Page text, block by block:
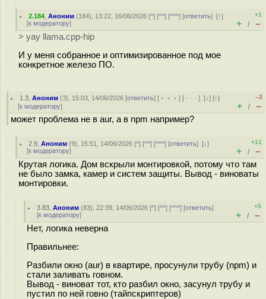
2.184 ,Аноним (184), 13:22, 16/06/2026 [^] [^^] [^^^] [ответить][↑]
[к модератору]
+1
+ / –
> yay llama.cpp-hip
И у меня собранное и оптимизированное под мое
конкретное железо ПО.
1.3 ,Аноним (3), 15:03, 14/06/2026 [ответить] [ ﹢﹢﹢] [ · · ·][↓] [↑]
[к модератору]
–3
+ / –
может проблема не в aur, а в npm например?
2.9 ,Аноним (9), 15:51, 14/06/2026 [^] [^^] [^^^] [ответить][↓]
[к модератору]
+11
+ / –
Крутая логика. Дом вскрыли монтировкой, потому что там
не было замка, камер и систем защиты. Вывод - виноваты
монтировки.
3.83 ,Аноним (83), 22:39, 14/06/2026 [^] [^^] [^^^] [ответить]
[к модератору]
+5
+ / –
Нет, логика неверна
Правильнее:
Разбили окно (aur) в квартире, просунули трубу (npm) и
стали заливать говном.
Вывод - виноват тот, кто разбил окно, засунул трубу и
пустил по ней говно (тайпскриптеров)